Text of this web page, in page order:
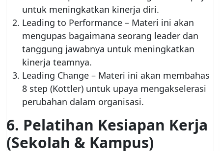
untuk meningkatkan kinerja diri.
Leading to Performance – Materi ini akan
mengupas bagaimana seorang leader dan
tanggung jawabnya untuk meningkatkan
kinerja teamnya.
Leading Change – Materi ini akan membahas
8 step (Kottler) untuk upaya mengakselerasi
perubahan dalam organisasi.
6. Pelatihan Kesiapan Kerja
(Sekolah & Kampus)